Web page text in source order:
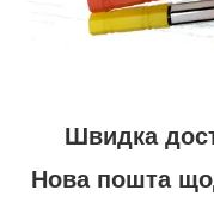
Швидка
Нова пошта